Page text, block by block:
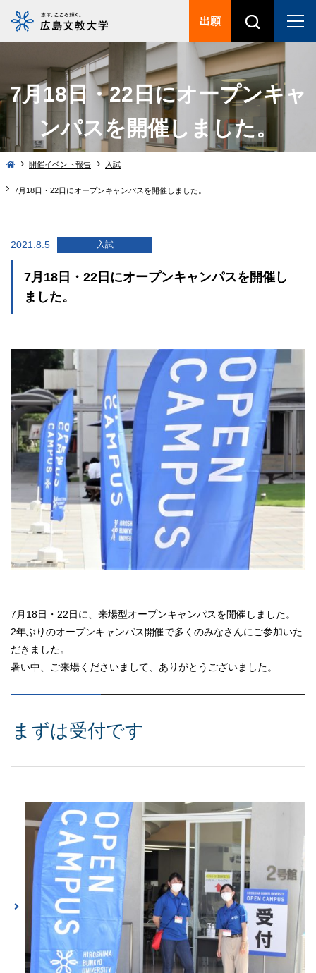
7月18日・22日にオープンキャ
ンパスを開催しました。
開催イベント報告 入試
7月18日・22日にオープンキャンパスを開催しました。
2021.8.5 入試
7月18日・22日にオープンキャンパスを開催し
ました。
7月18日・22日に、来場型オープンキャンパスを開催しました。
2年ぶりのオープンキャンパス開催で多くのみなさんにご参加いた
だきました。
暑い中、ご来場くださいまして、ありがとうございました。
まずは受付です
出願